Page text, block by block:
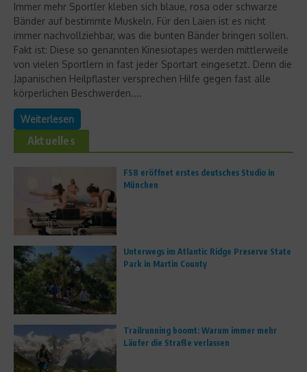
Immer mehr Sportler kleben sich blaue, rosa oder schwarze
Bänder auf bestimmte Muskeln. Für den Laien ist es nicht
immer nachvollziehbar, was die bunten Bänder bringen sollen.
Fakt ist: Diese so genannten Kinesiotapes werden mittlerweile
von vielen Sportlern in fast jeder Sportart eingesetzt. Denn die
Japanischen Heilpflaster versprechen Hilfe gegen fast alle
körperlichen Beschwerden....
Weiterlesen
Aktuelles
FS8 eröffnet erstes deutsches Studio in
München
Unterwegs im Atlantic Ridge Preserve State
Park in Martin County
Trailrunning boomt: Warum immer mehr
Läufer die Straße verlassen